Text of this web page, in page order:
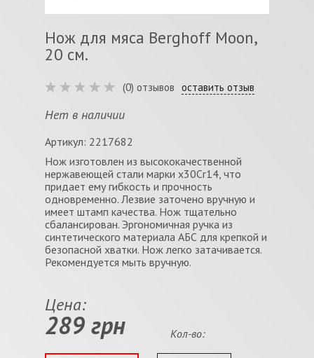
Нож для мяса Berghoff Moon,
20 см.
(0) отзывов оставить отзыв
Нет в наличии
Артикул: 2217682
Нож изготовлен из высококачественной
нержавеющей стали марки x30Cr14, что
придает ему гибкость и прочность
одновременно. Лезвие заточено вручную и
имеет штамп качества. Нож тщательно
сбалансирован. Эргономичная ручка из
синтетического материала АБС для крепкой и
безопасной хватки. Нож легко затачивается.
Рекомендуется мыть вручную.
Цена:
289 грн Кол-во: